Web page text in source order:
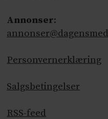
Annonser:
Personvernerklæring
Salgsbetingelser
RSS-feed